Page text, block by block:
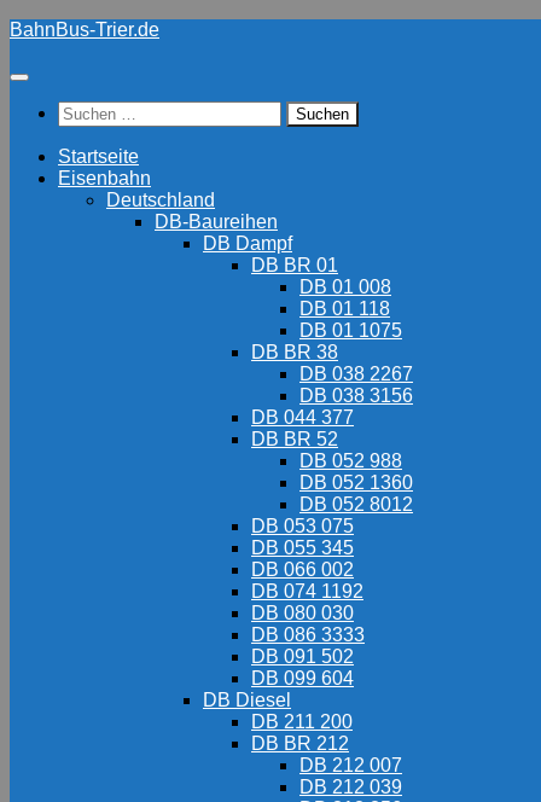
Zum
springen
BahnBus-Trier.de
Suchen
nach:
Startseite
Eisenbahn
Deutschland
DB-Baureihen
DB Dampf
DB BR 01
DB 01 008
DB 01 118
DB 01 1075
DB BR 38
DB 038 2267
DB 038 3156
DB 044 377
DB BR 52
DB 052 988
DB 052 1360
DB 052 8012
DB 053 075
DB 055 345
DB 066 002
DB 074 1192
DB 080 030
DB 086 3333
DB 091 502
DB 099 604
DB Diesel
DB 211 200
DB BR 212
DB 212 007
DB 212 039